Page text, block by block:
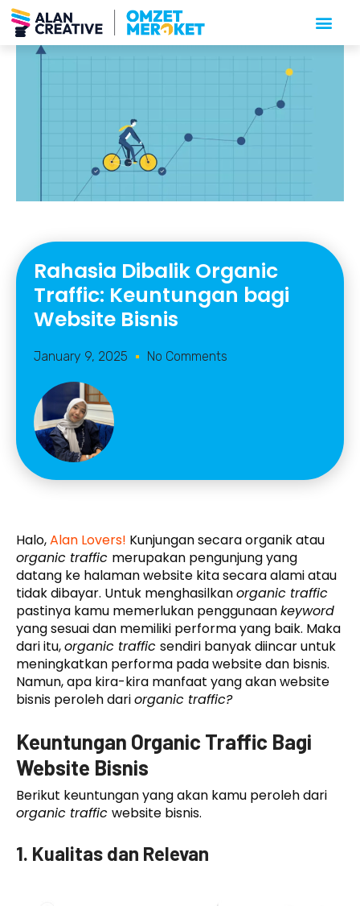
Rahasia Dibalik Organic
Traffic: Keuntungan bagi
Website Bisnis
January 9, 2025 No Comments
Halo,Alan Lovers! Kunjungan secara organik atau
organic traffic merupakan pengunjung yang
datang ke halaman website kita secara alami atau
tidak dibayar. Untuk menghasilkanorganic traffic
pastinya kamu memerlukan penggunaankeyword
yang sesuai dan memiliki performa yang baik. Maka
dari itu,organic traffic sendiri banyak diincar untuk
meningkatkan performa pada website dan bisnis.
Namun, apa kira-kira manfaat yang akan website
bisnis peroleh dariorganic traffic?
Keuntungan Organic Traffic Bagi
Website Bisnis
Berikut keuntungan yang akan kamu peroleh dari
organic traffic website bisnis.
1. Kualitas dan Relevan